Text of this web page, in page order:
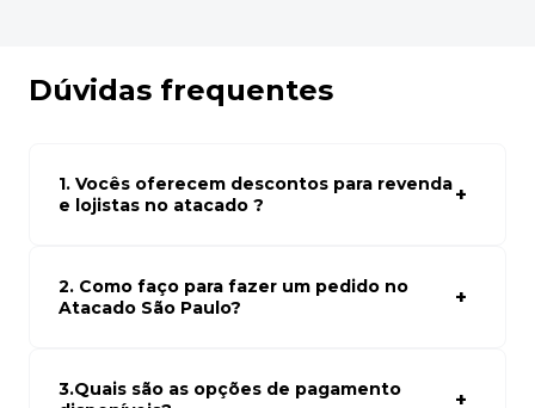
Dúvidas frequentes
1. Vocês oferecem descontos para revenda
e lojistas no atacado ?
atacado empresas e compre com os melhores preços
para seu modelo de negócio
2. Como faço para fazer um pedido no
Atacado São Paulo?
carrinho. Em seguida, siga as instruções para finalizar a
3.Quais são as opções de pagamento